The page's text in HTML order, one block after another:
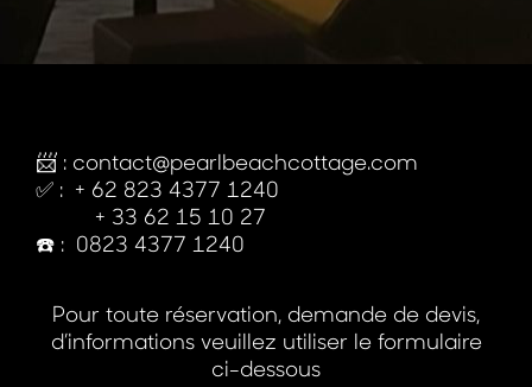
📨 : contact@pearlbeachcottage.com
✅ : + 62 823 4377 1240
+ 33 62 15 10 27
☎️ : 0823 4377 1240
Pour toute réservation, demande de devis,
d’informations veuillez utiliser le formulaire
ci-dessous